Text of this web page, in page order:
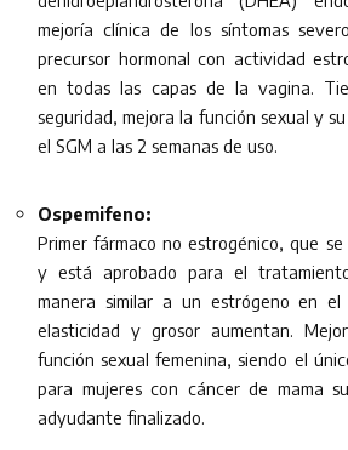
mejoría clínica de los síntomas
precursor hormonal con actividad
en todas las capas de la vagina.
seguridad, mejora la función sexual y
el SGM a las 2 semanas de uso.
Ospemifeno:
Primer fármaco no estrogénico, que
y está aprobado para el
manera similar a un estrógeno en
elasticidad y grosor aumentan.
función sexual femenina, siendo el
para mujeres con cáncer de mama
adyudante finalizado.